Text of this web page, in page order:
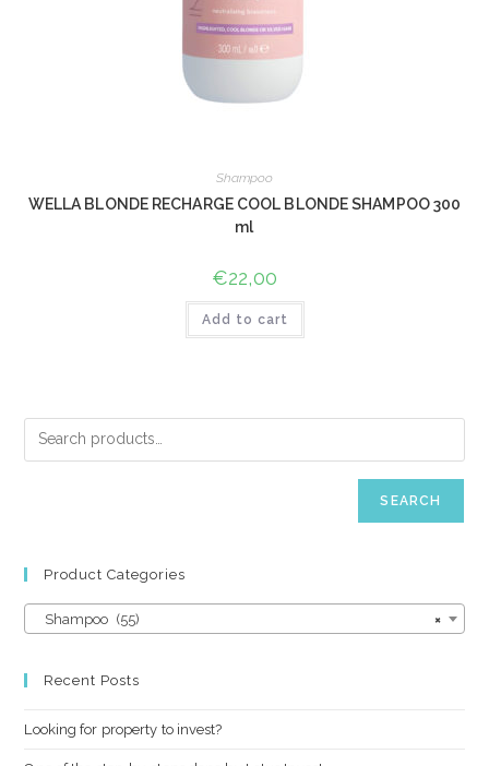
Shampoo
WELLA BLONDE RECHARGE COOL BLONDE SHAMPOO 300
ml
€22,00
Add to cart
SEARCH
Product Categories
×
Shampoo (55)
Recent Posts
Looking for property to invest?